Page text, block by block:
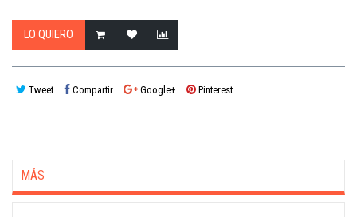
LO QUIERO
Tweet Compartir Google+ Pinterest
MÁS